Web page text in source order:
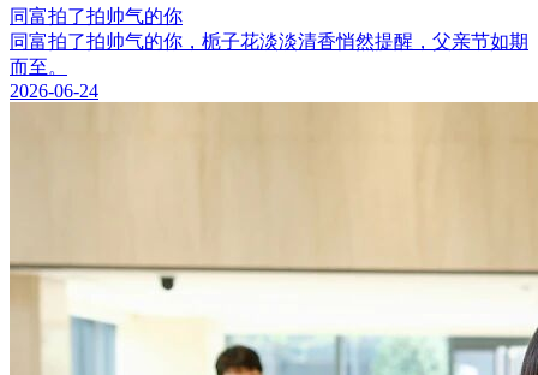
同富拍了拍帅气的你
同富拍了拍帅气的你，栀子花淡淡清香悄然提醒，父亲节如期
而至。
2026-06-24